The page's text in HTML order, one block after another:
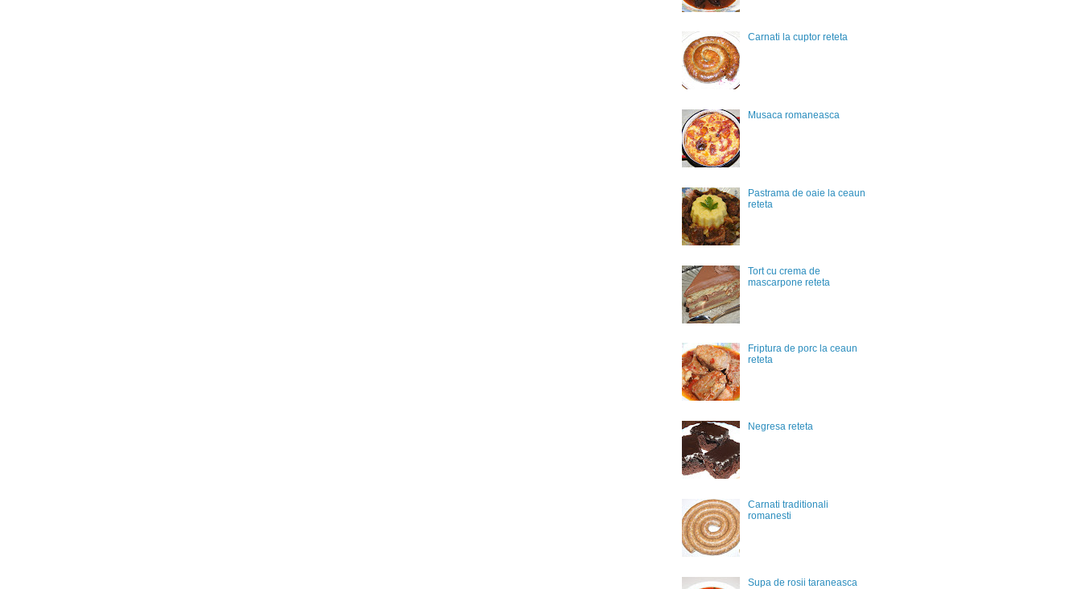
Carnati la cuptor reteta
Musaca romaneasca
Pastrama de oaie la ceaun
reteta
Tort cu crema de
mascarpone reteta
Friptura de porc la ceaun
reteta
Negresa reteta
Carnati traditionali
romanesti
Supa de rosii taraneasca